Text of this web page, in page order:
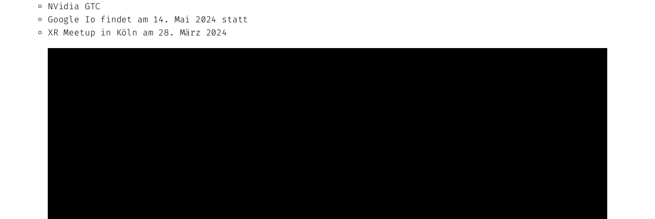
NVidia GTC
Google Io findet am 14. Mai 2024 statt
XR Meetup in Köln am 28. März 2024